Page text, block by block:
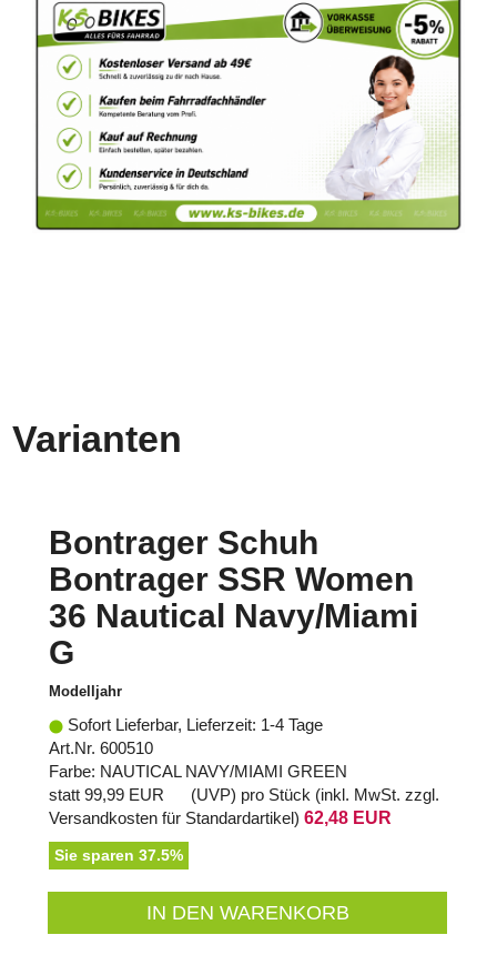
Varianten
Bontrager Schuh
Bontrager SSR Women
36 Nautical Navy/Miami
G
Modelljahr
Sofort Lieferbar, Lieferzeit: 1-4 Tage
Art.Nr. 600510
Farbe: NAUTICAL NAVY/MIAMI GREEN
statt 99,99 EUR (UVP) pro Stück (inkl. MwSt. zzgl.
Versandkosten für Standardartikel) 62,48 EUR
Sie sparen 37.5%
IN DEN WARENKORB